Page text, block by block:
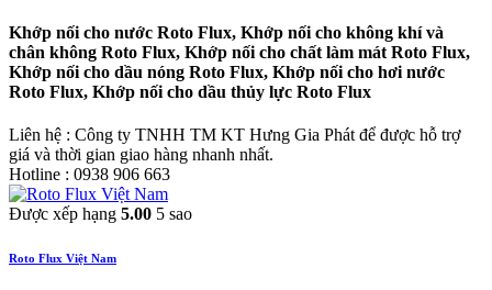
Khớp nối cho nước Roto Flux, Khớp nối cho không khí và
chân không Roto Flux, Khớp nối cho chất làm mát Roto Flux,
Khớp nối cho dầu nóng Roto Flux, Khớp nối cho hơi nước
Roto Flux, Khớp nối cho dầu thủy lực Roto Flux
Liên hệ : Công ty TNHH TM KT Hưng Gia Phát để được hỗ trợ
giá và thời gian giao hàng nhanh nhất.
Hotline : 0938 906 663
Được xếp hạng 5.00 5 sao
Roto Flux Việt Nam